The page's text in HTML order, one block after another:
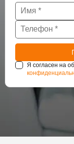
Я согласен на